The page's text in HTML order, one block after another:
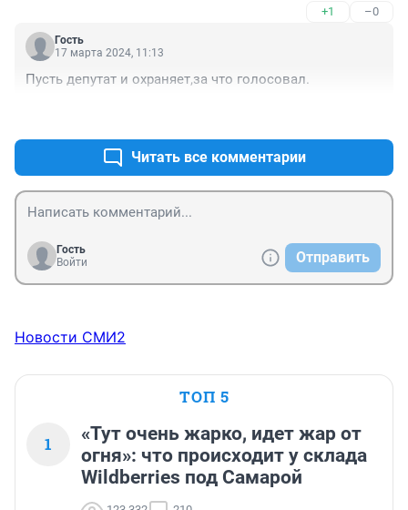
+1 –0
Гость
17 марта 2024, 11:13
Пусть депутат и охраняет,за что голосовал.
Читать все комментарии
Гость
Войти
Отправить
Новости СМИ2
ТОП 5
1
«Тут очень жарко, идет жар от
огня»: что происходит у склада
Wildberries под Самарой